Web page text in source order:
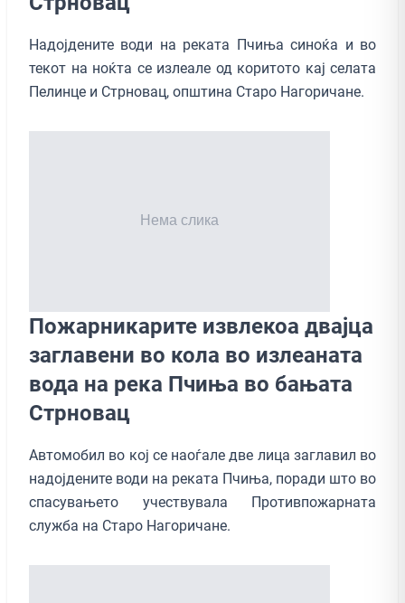
Надојдените води на реката Пчиња синоќа и во
текот на ноќта се излеале од коритото кај селата
Пелинце и Стрновац, општина Старо Нагоричане.
Пожарникарите извлекоа двајца
заглавени во кола во излеаната
вода на река Пчиња во бањата
Стрновац
Автомобил во кој се наоѓале две лица заглавил во
надојдените води на реката Пчиња, поради што во
спасувањето учествувала Противпожарната
служба на Старо Нагоричане.